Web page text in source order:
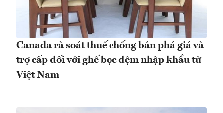
Canada rà soát thuế chống bán phá giá và
trợ cấp đối với ghế bọc đệm nhập khẩu từ
Việt Nam